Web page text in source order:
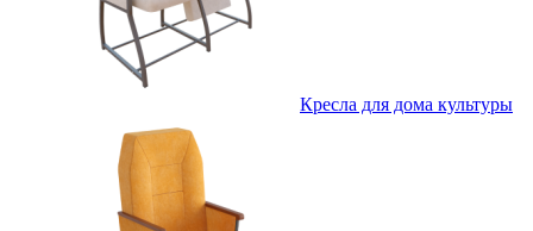
Кресла для дома культуры